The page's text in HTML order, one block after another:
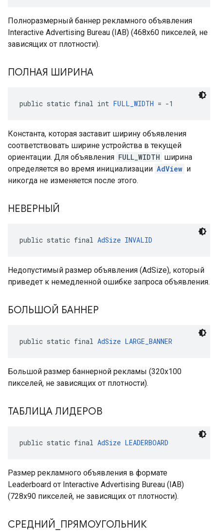
Полноразмерный баннер рекламного объявления
Interactive Advertising Bureau (IAB) (468x60 пикселей, не
зависящих от плотности).
ПОЛНАЯ ШИРИНА
public static final int FULL_WIDTH = -1
Константа, которая заставит ширину объявления
соответствовать ширине устройства в текущей
ориентации. Для объявления FULL_WIDTH ширина
определяется во время инициализации AdView и
никогда не изменяется после этого.
НЕВЕРНЫЙ
public static final AdSize INVALID
Недопустимый размер объявления (AdSize), который
приведет к немедленной ошибке запроса объявления.
БОЛЬШОЙ БАННЕР
public static final AdSize LARGE_BANNER
Большой размер баннерной рекламы (320x100
пикселей, не зависящих от плотности).
ТАБЛИЦА ЛИДЕРОВ
public static final AdSize LEADERBOARD
Размер рекламного объявления в формате
Leaderboard от Interactive Advertising Bureau (IAB)
(728x90 пикселей, не зависящих от плотности).
СРЕДНИЙ ПРЯМОУГОЛЬНИК